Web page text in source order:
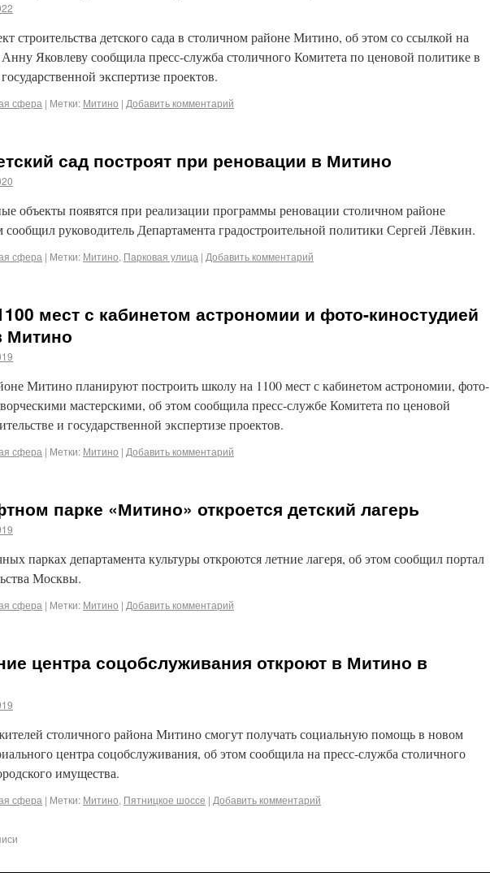
строительства детского сада в столичном районе Митино, об этом со ссылкой на
Анну Яковлеву сообщила пресс-служба столичного Комитета по ценовой политике в
экспертизе проектов.
сфера | Метки: Митино | Добавить комментарий
сад построят при реновации в Митино
объекты появятся при реализации программы реновации столичном районе
руководитель Департамента градостроительной политики Сергей Лёвкин.
сфера | Метки: Митино, Парковая улица | Добавить комментарий
мест с кабинетом астрономии и фото-киностудией
Митино
Митино планируют построить школу на 1100 мест с кабинетом астрономии, фото-
мастерскими, об этом сообщила пресс-службе Комитета по ценовой
и государственной экспертизе проектов.
сфера | Метки: Митино | Добавить комментарий
парке «Митино» откроется детский лагерь
парках департамента культуры откроются летние лагеря, об этом сообщил портал
Москвы.
сфера | Метки: Митино | Добавить комментарий
центра соцобслуживания откроют в Митино в
столичного района Митино смогут получать социальную помощь в новом
центра соцобслуживания, об этом сообщила на пресс-служба столичного
имущества.
сфера | Метки: Митино, Пятницкое шоссе | Добавить комментарий